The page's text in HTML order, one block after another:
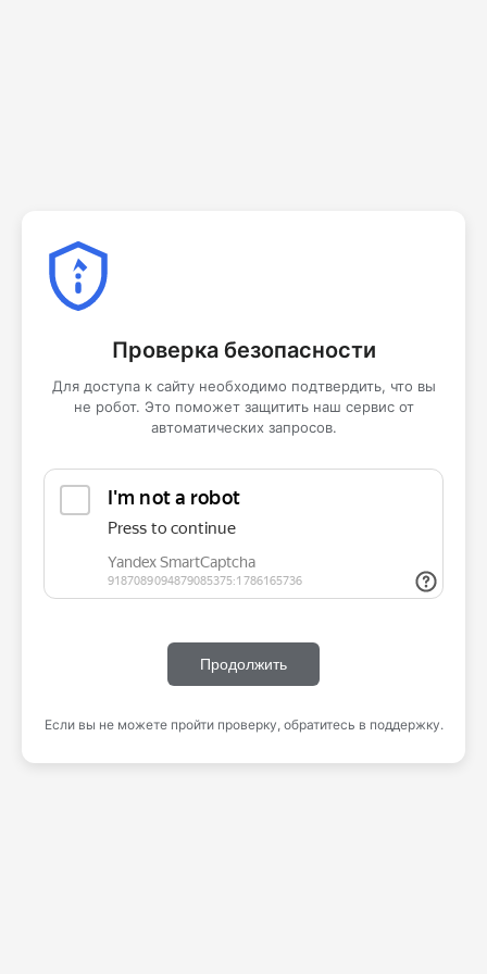
Проверка безопасности
Для доступа к сайту необходимо подтвердить, что вы
не робот. Это поможет защитить наш сервис от
автоматических запросов.
Продолжить
Если вы не можете пройти проверку, обратитесь в поддержку.